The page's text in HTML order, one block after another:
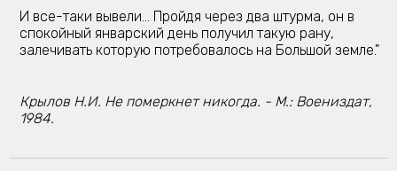
И все-таки вывели... Пройдя через два штурма, он в
спокойный январский день получил такую рану,
залечивать которую потребовалось на Большой земле."
Крылов Н.И. Не померкнет никогда. - М.: Воениздат,
1984.